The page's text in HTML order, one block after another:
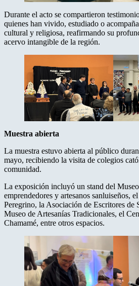
Durante el acto se compartieron
quienes han vivido, estudiado o
cultural y religiosa, reafirmando su
acervo intangible de la región.
Muestra abierta
La muestra estuvo abierta al público
mayo, recibiendo la visita de colegios
comunidad.
La exposición incluyó un stand del
emprendedores y artesanos sanluiseños,
Peregrino, la Asociación de Escritores de
Museo de Artesanías Tradicionales, el
Chamamé, entre otros espacios.